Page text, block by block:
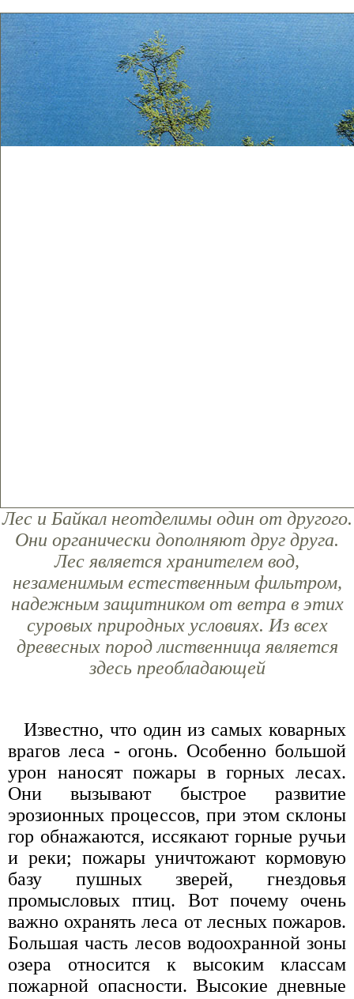
Лес и Байкал неотделимы один от другого.
Они органически дополняют друг друга.
Лес является хранителем вод,
незаменимым естественным фильтром,
надежным защитником от ветра в этих
суровых природных условиях. Из всех
древесных пород лиственница является
здесь преобладающей
Известно, что один из самых коварных
врагов леса - огонь. Особенно большой
урон наносят пожары в горных лесах.
Они вызывают быстрое развитие
эрозионных процессов, при этом склоны
гор обнажаются, иссякают горные ручьи
и реки; пожары уничтожают кормовую
базу пушных зверей, гнездовья
промысловых птиц. Вот почему очень
важно охранять леса от лесных пожаров.
Большая часть лесов водоохранной зоны
озера относится к высоким классам
пожарной опасности. Высокие дневные